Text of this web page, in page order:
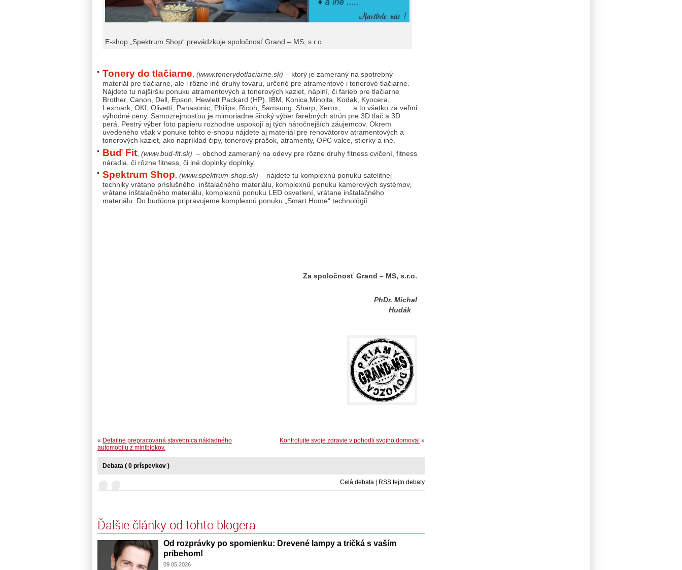
E-shop „Spektrum Shop“ prevádzkuje spoločnosť Grand – MS, s.r.o.
Tonery do tlačiarne (www.tonerydotlaciarne.sk) – ktorý je zameraný na spotrebný
materiál pre tlačiarne, ale i rôzne iné druhy tovaru, určené pre atramentové i tonerové tlačiarne.
Nájdete tu najširšiu ponuku atramentových a tonerových kaziet, náplní, či farieb pre tlačiarne
Brother, Canon, Dell, Epson, Hewlett Packard (HP), IBM, Konica Minolta, Kodak, Kyocera,
Lexmark, OKI, Olivetti, Panasonic, Philips, Ricoh, Samsung, Sharp, Xerox, …. a to všetko za veľmi
výhodné ceny. Samozrejmosťou je mimoriadne široký výber farebných strún pre 3D tlač a 3D
perá. Pestrý výber foto papieru rozhodne uspokojí aj tých náročnejších záujemcov. Okrem
uvedeného však v ponuke tohto e-shopu nájdete aj materiál pre renovátorov atramentových a
tonerových kaziet, ako napríklad čipy, tonerový prášok, atramenty, OPC valce, stierky a iné.
Buď Fit (www.bud-fit.sk) – obchod zameraný na odevy pre rôzne druhy fitness cvičení, fitness
náradia, či rôzne fitness, či iné doplnky doplnky.
Spektrum Shop, (www.spektrum-shop.sk) – nájdete tu komplexnú ponuku satelitnej
techniky vrátane príslušného inštalačného materiálu, komplexnú ponuku kamerových systémov,
vrátane inštalačného materiálu, komplexnú ponuku LED osvetlení, vrátane inštalačného
materiálu. Do budúcna pripravujeme komplexnú ponuku „Smart Home“ technológií.
Za spoločnosť Grand – MS, s.r.o.
PhDr. Michal
Hudák
Kontrolujte svoje zdravie v pohodlí svojho domova! »
« Detailne prepracovaná stavebnica nákladného
automobilu z miniblokov.
Debata ( 0 príspevkov )
Celá debata | RSS tejto debaty
Ďalšie články od tohto blogera
Od rozprávky po spomienku: Drevené lampy a tričká s vaším
príbehom!
09.05.2026